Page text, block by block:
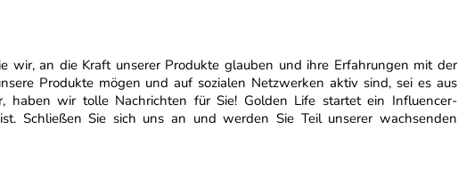
wir, an die Kraft unserer Produkte glauben und ihre Erfahrungen mit der
Produkte mögen und auf sozialen Netzwerken aktiv sind, sei es aus
haben wir tolle Nachrichten für Sie! Golden Life startet ein Influencer-
Schließen Sie sich uns an und werden Sie Teil unserer wachsenden